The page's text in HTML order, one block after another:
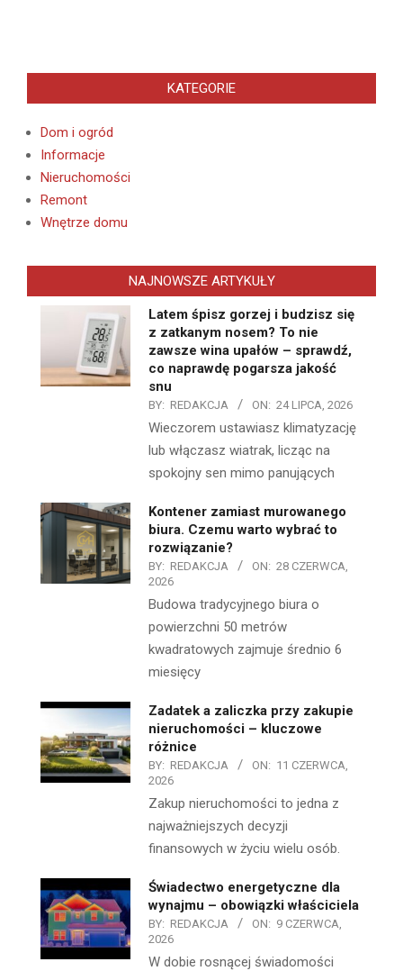
KATEGORIE
Dom i ogród
Informacje
Nieruchomości
Remont
Wnętrze domu
NAJNOWSZE ARTYKUŁY
Latem śpisz gorzej i budzisz się
z zatkanym nosem? To nie
zawsze wina upałów – sprawdź,
co naprawdę pogarsza jakość
snu
BY: REDAKCJA ON: 24 LIPCA, 2026
Wieczorem ustawiasz klimatyzację
lub włączasz wiatrak, licząc na
spokojny sen mimo panujących
Kontener zamiast murowanego
biura. Czemu warto wybrać to
rozwiązanie?
BY: REDAKCJA ON: 28 CZERWCA,
2026
Budowa tradycyjnego biura o
powierzchni 50 metrów
kwadratowych zajmuje średnio 6
miesięcy
Zadatek a zaliczka przy zakupie
nieruchomości – kluczowe
różnice
BY: REDAKCJA ON: 11 CZERWCA,
2026
Zakup nieruchomości to jedna z
najważniejszych decyzji
finansowych w życiu wielu osób.
Świadectwo energetyczne dla
wynajmu – obowiązki właściciela
BY: REDAKCJA ON: 9 CZERWCA,
2026
W dobie rosnącej świadomości